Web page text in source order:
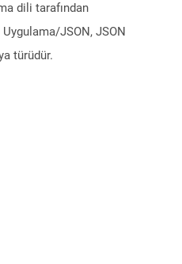
dili tarafından
JSON, JSON
türüdür.